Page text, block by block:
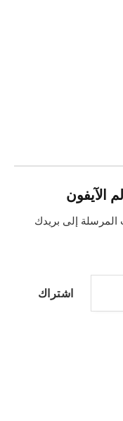
الآيفون
إلى بريدك
اشتراك